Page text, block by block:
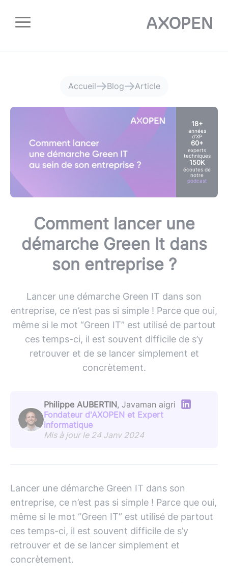
Accueil Blog Article
18+
années
d'XP
60+
experts
techniques
150K
écoutes de
notre
podcast
Comment lancer une
démarche Green It dans
son entreprise ?
Lancer une démarche Green IT dans son
entreprise, ce n’est pas si simple ! Parce que oui,
même si le mot “Green IT” est utilisé de partout
ces temps-ci, il est souvent difficile de s’y
retrouver et de se lancer simplement et
concrètement.
Philippe AUBERTIN, Javaman aigri
Fondateur d'AXOPEN et Expert
informatique
Mis à jour le 24 Janv 2024
Lancer une démarche Green IT dans son
entreprise, ce n’est pas si simple ! Parce que oui,
même si le mot “Green IT” est utilisé de partout
ces temps-ci, il est souvent difficile de s’y
retrouver et de se lancer simplement et
concrètement.